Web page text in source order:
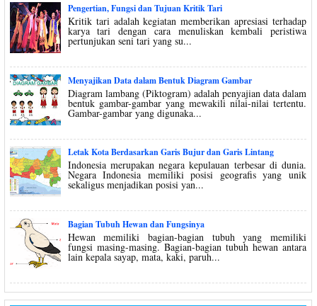
Pengertian, Fungsi dan Tujuan Kritik Tari
Kritik tari adalah kegiatan memberikan apresiasi terhadap
karya tari dengan cara menuliskan kembali peristiwa
pertunjukan seni tari yang su...
Menyajikan Data dalam Bentuk Diagram Gambar
Diagram lambang (Piktogram) adalah penyajian data dalam
bentuk gambar-gambar yang mewakili nilai-nilai tertentu.
Gambar-gambar yang digunaka...
Letak Kota Berdasarkan Garis Bujur dan Garis Lintang
Indonesia merupakan negara kepulauan terbesar di dunia.
Negara Indonesia memiliki posisi geografis yang unik
sekaligus menjadikan posisi yan...
Bagian Tubuh Hewan dan Fungsinya
Hewan memiliki bagian-bagian tubuh yang memiliki
fungsi masing-masing. Bagian-bagian tubuh hewan antara
lain kepala sayap, mata, kaki, paruh...